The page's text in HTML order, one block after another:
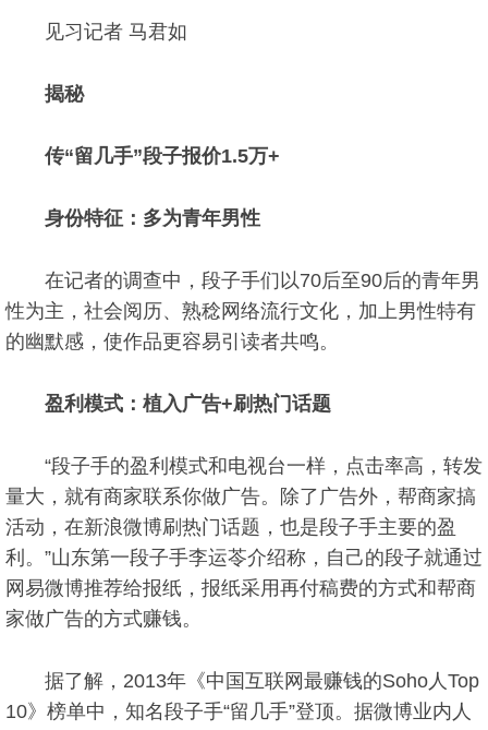
见习记者 马君如
揭秘
传“留几手”段子报价1.5万+
身份特征：多为青年男性
在记者的调查中，段子手们以70后至90后的青年男
性为主，社会阅历、熟稔网络流行文化，加上男性特有
的幽默感，使作品更容易引读者共鸣。
盈利模式：植入广告+刷热门话题
“段子手的盈利模式和电视台一样，点击率高，转发
量大，就有商家联系你做广告。除了广告外，帮商家搞
活动，在新浪微博刷热门话题，也是段子手主要的盈
利。”山东第一段子手李运苓介绍称，自己的段子就通过
网易微博推荐给报纸，报纸采用再付稿费的方式和帮商
家做广告的方式赚钱。
据了解，2013年《中国互联网最赚钱的Soho人Top
10》榜单中，知名段子手“留几手”登顶。据微博业内人